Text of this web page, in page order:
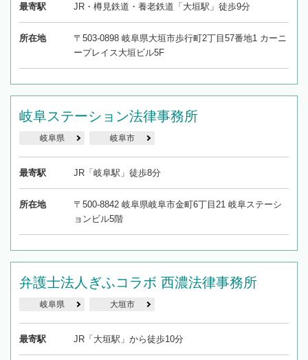
最寄駅 JR・樽見鉄道・養老鉄道「大垣駅」徒歩9分
所在地
〒503-0898 岐阜県大垣市歩行町2丁目57番地1 カーニ
ープレイス大垣ビル5F
岐阜ステーション法律事務所
岐阜県 岐阜市
最寄駅 JR「岐阜駅」徒歩8分
所在地
〒500-8842 岐阜県岐阜市金町6丁目21 岐阜ステーシ
ョンビル5階
弁護士法人ぎふコラボ 西濃法律事務所
岐阜県 大垣市
最寄駅 JR「大垣駅」から徒歩10分